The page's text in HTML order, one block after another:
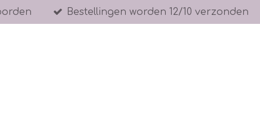
Bestellingen worden 12/10 verzonden